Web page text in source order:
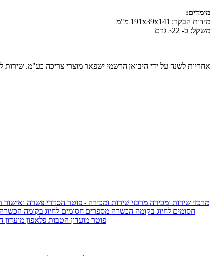
מימדים:
מידות הבקר: 191x39x141 מ"מ
משקל: כ- 322 גרם
אחריות לשנה על ידי היבואן הרשמי ישפאר מוצרי צריכה בע"מ. שירות לקוחות: 09-
מרכזי שירות ומכירה מרכזי שירות ומכירה - פוטר הסדרי פשרה ואישור
חסומים לחיוג בקומה הכשרה מספרים חסומים לחיוג בקומה
IsraelieSIM by Pelephone - פוטר מועדון הטבות פלאפון מועדון